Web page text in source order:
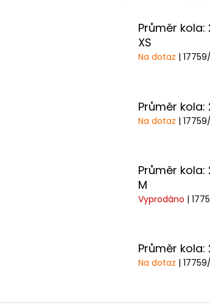
Průměr kola:
XS
Na dotaz |
Průměr kola:
Na dotaz |
Průměr kola:
M
Vyprodáno |
Průměr kola:
Na dotaz |